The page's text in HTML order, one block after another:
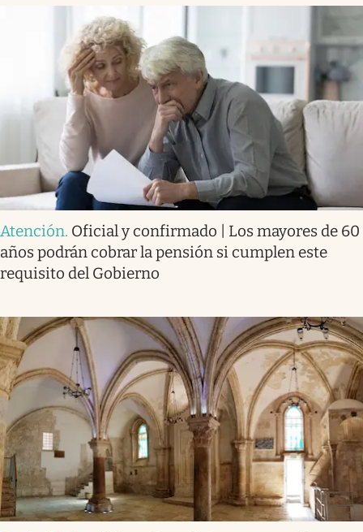
Atención. Oficial y confirmado | Los mayores de 60
años podrán cobrar la pensión si cumplen este
requisito del Gobierno